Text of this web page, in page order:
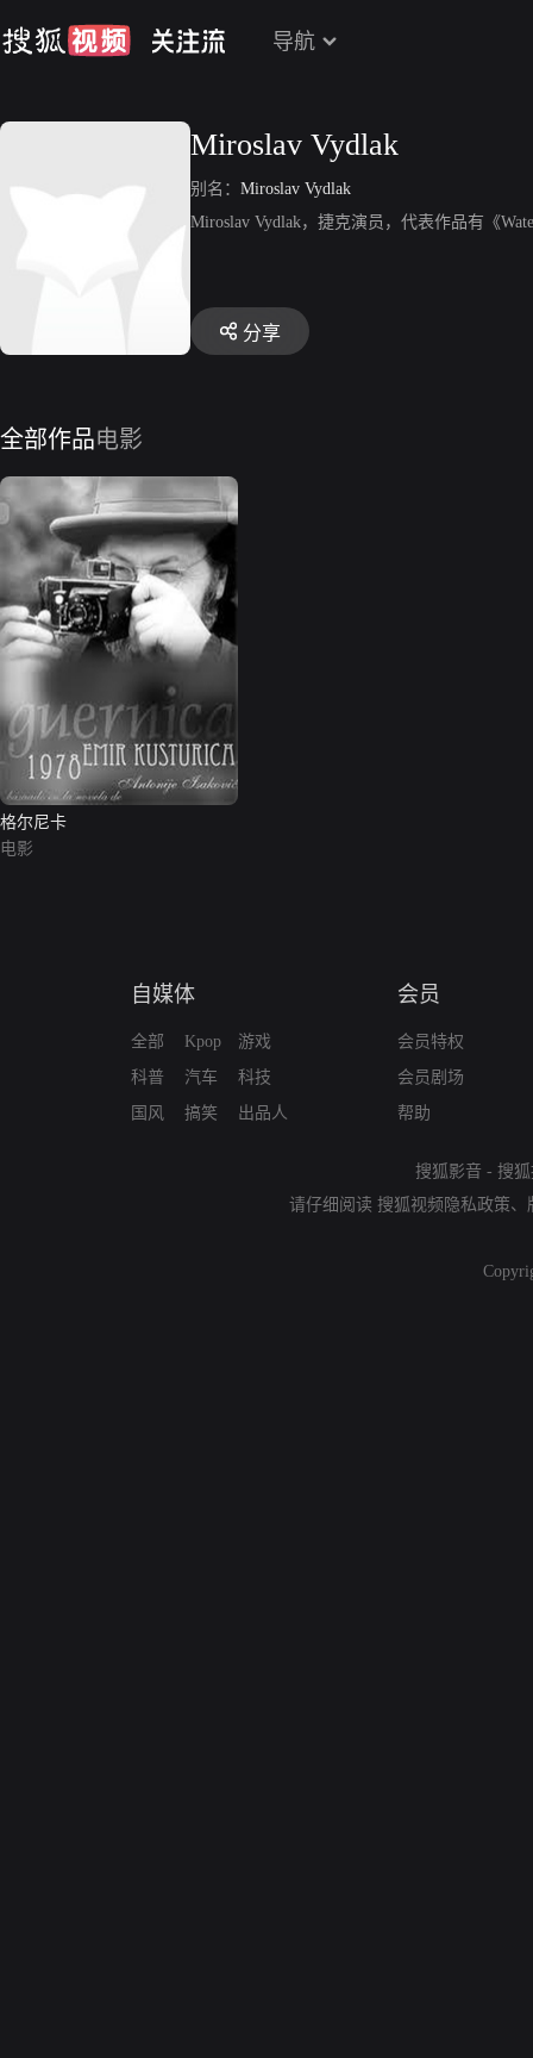
导航
Miroslav Vydlak
别名： Miroslav Vydlak
Miroslav Vydlak，捷克演员，代表作品有《
分享
全部作品电影
格尔尼卡
电影
自媒体
全部
科普
国风
Kpop
汽车
搞笑
游戏
科技
出品人
会员
会员特权
会员剧场
帮助
搜狐影音 - 搜
请仔细阅读 搜狐视频隐私政策、